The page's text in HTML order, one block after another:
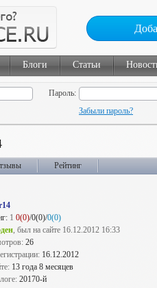
Блоги Статьи
Пароль:
Забыли пароль?
Рейтинг
1 0(0)/0(0)/0(0)
, был на сайте 16.12.2012 16:33
26
16.12.2012
13 года 8 месяцев
20170-й